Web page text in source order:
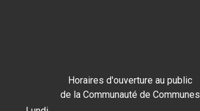
Horaires d'ouverture au public
de la Communauté de Communes